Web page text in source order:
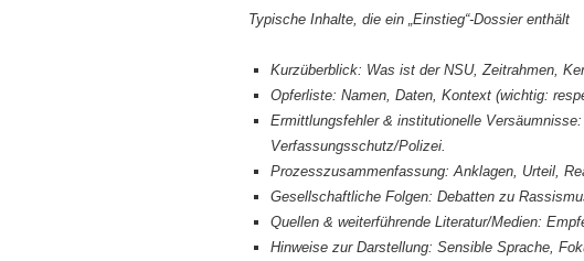
Typische Inhalte, die ein „Einstieg“-Dossier enthält
Kurzüberblick: Was ist der NSU, Zeitrahmen,
Opferliste: Namen, Daten, Kontext (wichtig:
Ermittlungsfehler & institutionelle
Verfassungsschutz/Polizei.
Prozesszusammenfassung: Anklagen, Urteil,
Gesellschaftliche Folgen: Debatten zu
Quellen & weiterführende Literatur/Medien:
Hinweise zur Darstellung: Sensible Sprache,